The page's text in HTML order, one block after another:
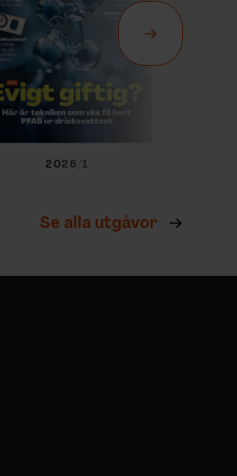
2026/1
Se alla utgåvor